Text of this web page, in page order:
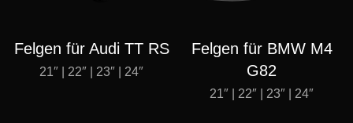
Felgen für Audi TT RS
21″ | 22″ | 23″ | 24″
Felgen für BMW M4
G82
21″ | 22″ | 23″ | 24″